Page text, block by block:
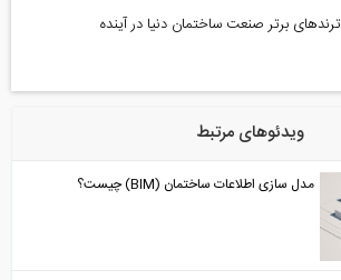
ترندهای برتر صنعت ساختمان دنیا در آینده
ویدئوهای مرتبط
مدل سازی اطلاعات ساختمان (BIM) چیست؟